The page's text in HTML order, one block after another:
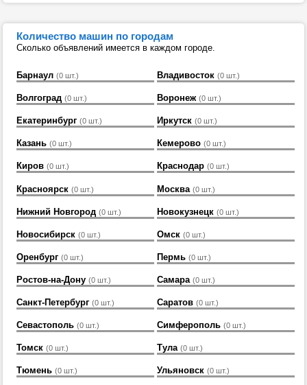
Количество машин по городам
Сколько объявлений имеется в каждом городе.
Барнаул (0 шт.) Владивосток (0 шт.)
Волгоград (0 шт.) Воронеж (0 шт.)
Екатеринбург (0 шт.) Иркутск (0 шт.)
Казань (0 шт.) Кемерово (0 шт.)
Киров (0 шт.) Краснодар (0 шт.)
Красноярск (0 шт.) Москва (0 шт.)
Нижний Новгород (0 шт.) Новокузнецк (0 шт.)
Новосибирск (0 шт.) Омск (0 шт.)
Оренбург (0 шт.) Пермь (0 шт.)
Ростов-на-Дону (0 шт.) Самара (0 шт.)
Санкт-Петербург (0 шт.) Саратов (0 шт.)
Севастополь (0 шт.) Симферополь (0 шт.)
Томск (0 шт.) Тула (0 шт.)
Тюмень (0 шт.) Ульяновск (0 шт.)